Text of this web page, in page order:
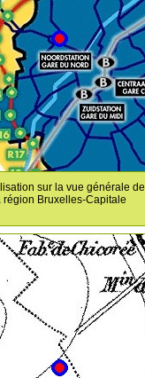
sur la vue générale de
région Bruxelles-Capitale